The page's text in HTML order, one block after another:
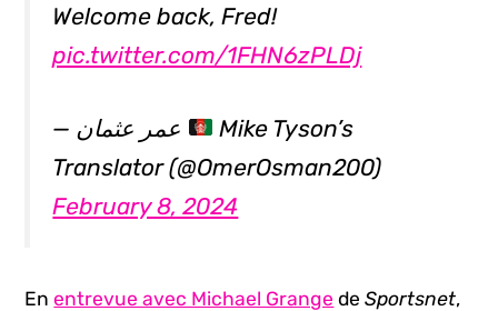
Welcome back, Fred!
pic.twitter.com/1FHN6zPLDj
Mike Tyson’s
Translator (@OmerOsman200)
February 8, 2024
Enentrevue avec Michael Grange deSportsnet,